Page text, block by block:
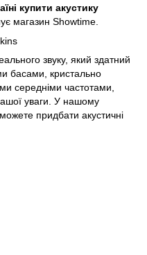
купити акустику
магазин Showtime.
звуку, який здатний
басами, кристально
середніми частотами,
уваги. У нашому
придбати акустичні